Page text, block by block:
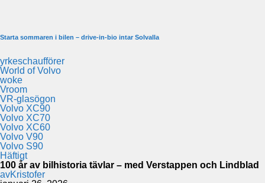
Starta sommaren i bilen – drive-in-bio intar Solvalla
yrkeschaufförer
World of Volvo
woke
Vroom
VR-glasögon
Volvo XC90
Volvo XC70
Volvo XC60
Volvo V90
Volvo S90
Häftigt
100 år av bilhistoria tävlar – med Verstappen och Lindblad
avKristofer